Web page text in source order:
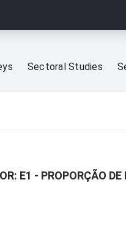
Sectoral Studies
E1 - PROPORÇÃO